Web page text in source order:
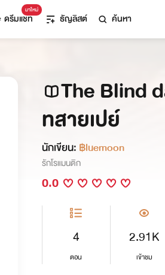
มาใหม่
ดรีมแชท ธัญลิสต์ ค้นหา
The Blind
ทสายเปย์
นักเขียน: ฿luemoon
รักโรแมนติก
0.0
4
ตอน
2.91K
เข้าชม